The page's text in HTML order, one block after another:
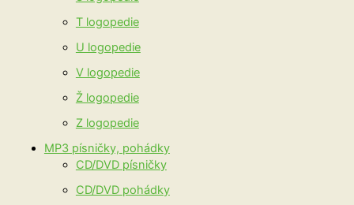
T logopedie
U logopedie
V logopedie
Ž logopedie
Z logopedie
MP3 písničky, pohádky
CD/DVD písničky
CD/DVD pohádky